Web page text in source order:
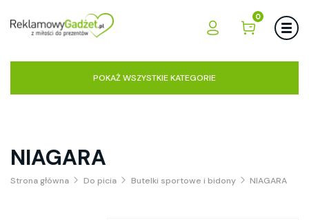
0
POKAŻ WSZYSTKIE KATEGORIE
NIAGARA
Strona główna Do picia Butelki sportowe i bidony NIAGARA